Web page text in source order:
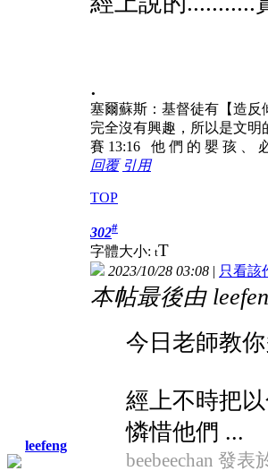
.
塞爾蘇斯：基督徒有【造
完全沒有興趣，所以是文
賽 13:16 他 們 的 嬰 孩 、
回覆 引用
TOP
leefeng
302#
字體大小: tT
2023/10/28 03:08 | 只看該
本帖最後由
今日老師教你
經上不時把
憐惜他們 ...
beebeechan 發表